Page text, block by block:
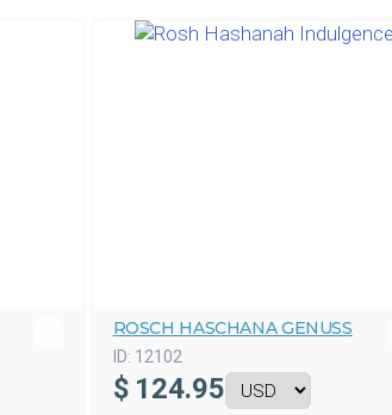
ROSCH HASCHANA GENUSS
ID: 12102
$ 124.95